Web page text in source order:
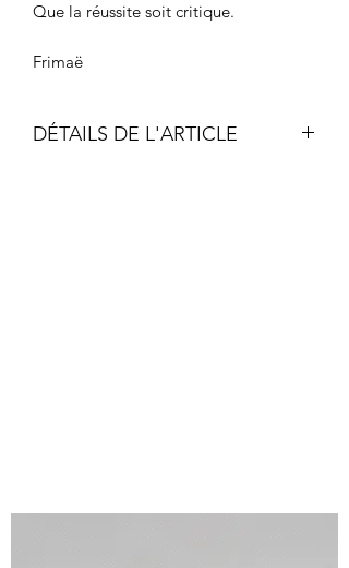
Que la réussite soit critique.
Frimaë
DÉTAILS DE L'ARTICLE